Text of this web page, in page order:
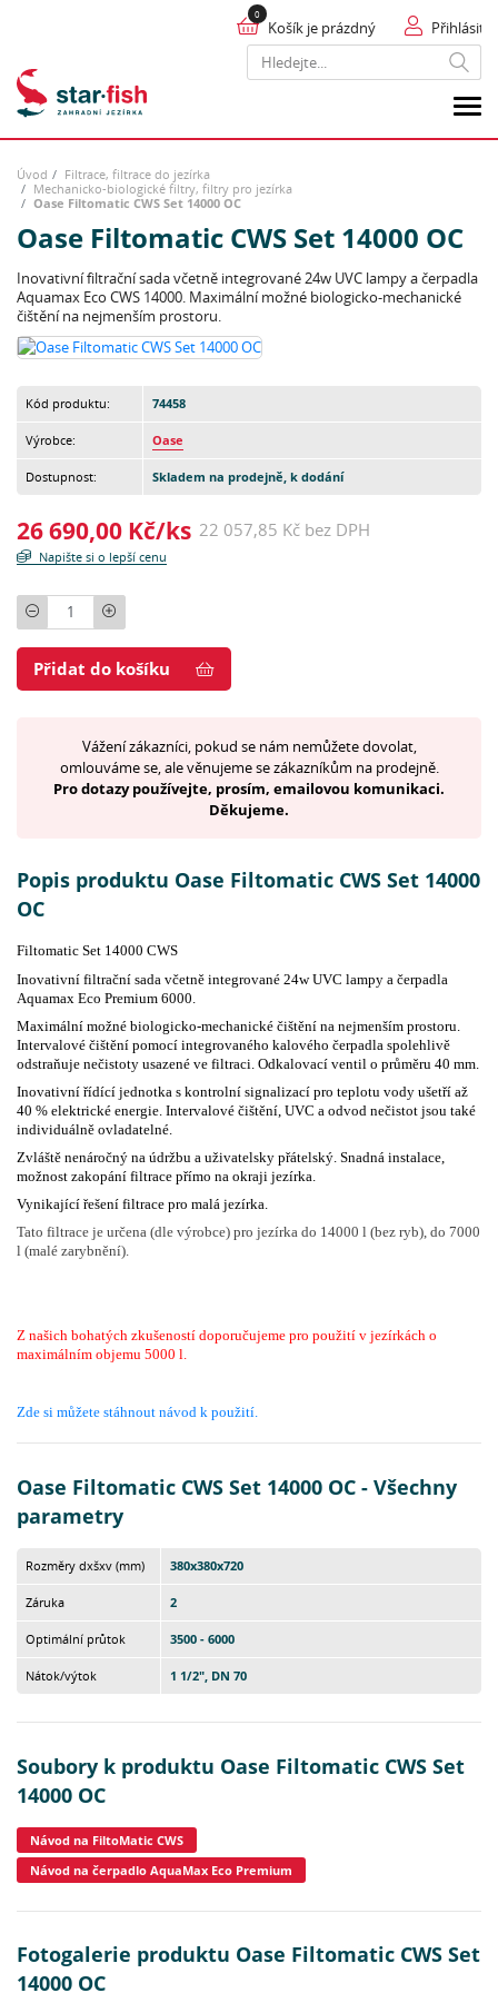
Hledat
Přihlásit
Košík je prázdný
Úvod
Filtrace, filtrace do jezírka
Mechanicko-biologické filtry, filtry pro jezírka
Oase Filtomatic CWS Set 14000 OC
Oase Filtomatic CWS Set 14000 OC
Inovativní filtrační sada včetně integrované 24w UVC lampy a čerpadla
Aquamax Eco CWS 14000. Maximální možné biologicko-mechanické
čištění na nejmenším prostoru.
Kód produktu: 74458
Výrobce: Oase
Dostupnost: Skladem na prodejně, k dodání
26 690,00 Kč/ks 22 057,85 Kč bez DPH
Napište si o lepší cenu
Počet
Přidat do košíku
Vážení zákazníci, pokud se nám nemůžete dovolat,
omlouváme se, ale věnujeme se zákazníkům na prodejně.
Pro dotazy používejte, prosím, emailovou komunikaci.
Děkujeme.
Popis produktu Oase Filtomatic CWS Set 14000
OC
Filtomatic Set 14000 CWS
Inovativní filtrační sada včetně integrované 24w UVC lampy a čerpadla
Aquamax Eco Premium 6000.
Maximální možné biologicko-mechanické čištění na nejmenším prostoru.
Intervalové čištění pomocí integrovaného kalového čerpadla spolehlivě
odstraňuje nečistoty usazené ve filtraci. Odkalovací ventil o průměru 40 mm.
Inovativní řídící jednotka s kontrolní signalizací pro teplotu vody ušetří až
40 % elektrické energie. Intervalové čištění, UVC a odvod nečistot jsou také
individuálně ovladatelné.
Zvláště nenáročný na údržbu a uživatelsky přátelský. Snadná instalace,
možnost zakopání filtrace přímo na okraji jezírka.
Vynikající řešení filtrace pro malá jezírka.
Tato filtrace je určena (dle výrobce) pro jezírka do 14000 l (bez ryb), do 7000
l (malé zarybnění).
Z našich bohatých zkušeností doporučujeme pro použití v jezírkách o
maximálním objemu 5000 l.
Zde si můžete stáhnout návod k použití.
Oase Filtomatic CWS Set 14000 OC - Všechny
parametry
Rozměry dxšxv (mm) 380x380x720
Záruka 2
Optimální průtok 3500 - 6000
Nátok/výtok 1 1/2", DN 70
Soubory k produktu Oase Filtomatic CWS Set
14000 OC
Návod na FiltoMatic CWS
Návod na čerpadlo AquaMax Eco Premium
Fotogalerie produktu Oase Filtomatic CWS Set
14000 OC